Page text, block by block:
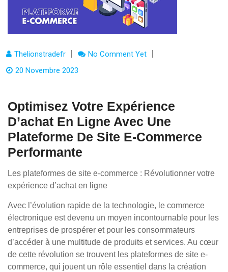
Thelionstradefr
No Comment Yet
20 Novembre 2023
Optimisez Votre Expérience
D’achat En Ligne Avec Une
Plateforme De Site E-Commerce
Performante
Les plateformes de site e-commerce : Révolutionner votre
expérience d’achat en ligne
Avec l’évolution rapide de la technologie, le commerce
électronique est devenu un moyen incontournable pour les
entreprises de prospérer et pour les consommateurs
d’accéder à une multitude de produits et services. Au cœur
de cette révolution se trouvent les plateformes de site e-
commerce, qui jouent un rôle essentiel dans la création